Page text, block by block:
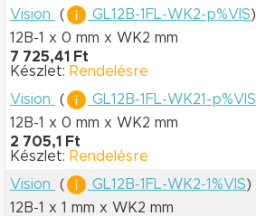
Vision
( GL12B-1FL-WK2-p%VIS)
12B-1 x 0 mm x WK2 mm
7 725,41 Ft
Készlet: Rendelésre
Vision
( GL12B-1FL-WK21-p%VIS
12B-1 x 0 mm x WK2 mm
2 705,1 Ft
Készlet: Rendelésre
Vision
( GL12B-1FL-WK2-1%VIS)
12B-1 x 1 mm x WK2 mm